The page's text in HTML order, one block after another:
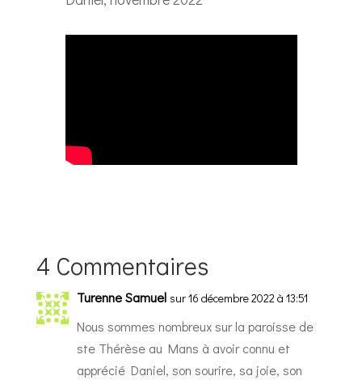
4 Commentaires
Turenne Samuel sur 16 décembre 2022 à 13:51
Nous sommes nombreux sur la paroisse de
ste Thérèse au Mans à avoir connu et
apprécié Daniel, son sourire, sa joie, son